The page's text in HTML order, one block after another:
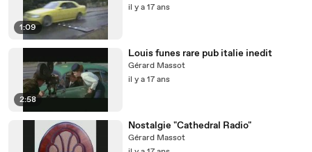
1:09
il y a 17 ans
2:58
Louis funes rare pub italie inedit
Gérard Massot
il y a 17 ans
Nostalgie "Cathedral Radio"
Gérard Massot